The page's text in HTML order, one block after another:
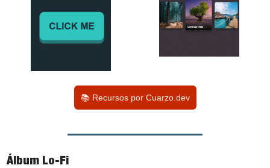
📚 Recursos por Cuarzo.dev
Álbum Lo-Fi